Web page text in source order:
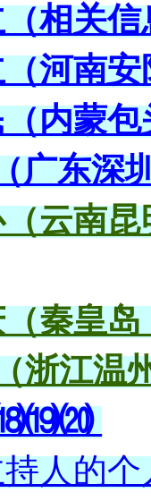
关信
南安
蒙包
深圳
云南昆
皇岛
江温州
的个